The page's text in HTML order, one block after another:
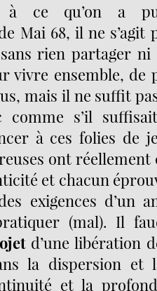
à ce qu’on a
Mai 68, il ne
rien partager
vivre ensemble, de
mais il ne suffit
comme s’il
à ces folies de
ont réellement
et chacun
exigences d’un
(mal). Il
d’une libération
la dispersion et
et la